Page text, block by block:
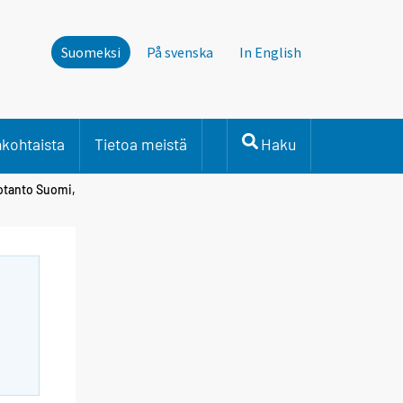
Suomeksi På svenska In English
Tietoa meistä Haku
Suomi,